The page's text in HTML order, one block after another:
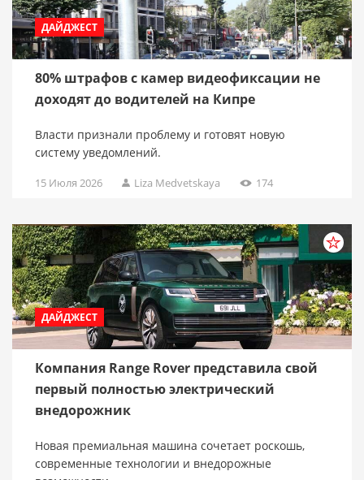
ДАЙДЖЕСТ
80% штрафов с камер видеофиксации не
доходят до водителей на Кипре
Власти признали проблему и готовят новую
систему уведомлений.
15 Июля 2026 Liza Medvetskaya 174
ДАЙДЖЕСТ
Компания Range Rover представила свой
первый полностью электрический
внедорожник
Новая премиальная машина сочетает роскошь,
современные технологии и внедорожные